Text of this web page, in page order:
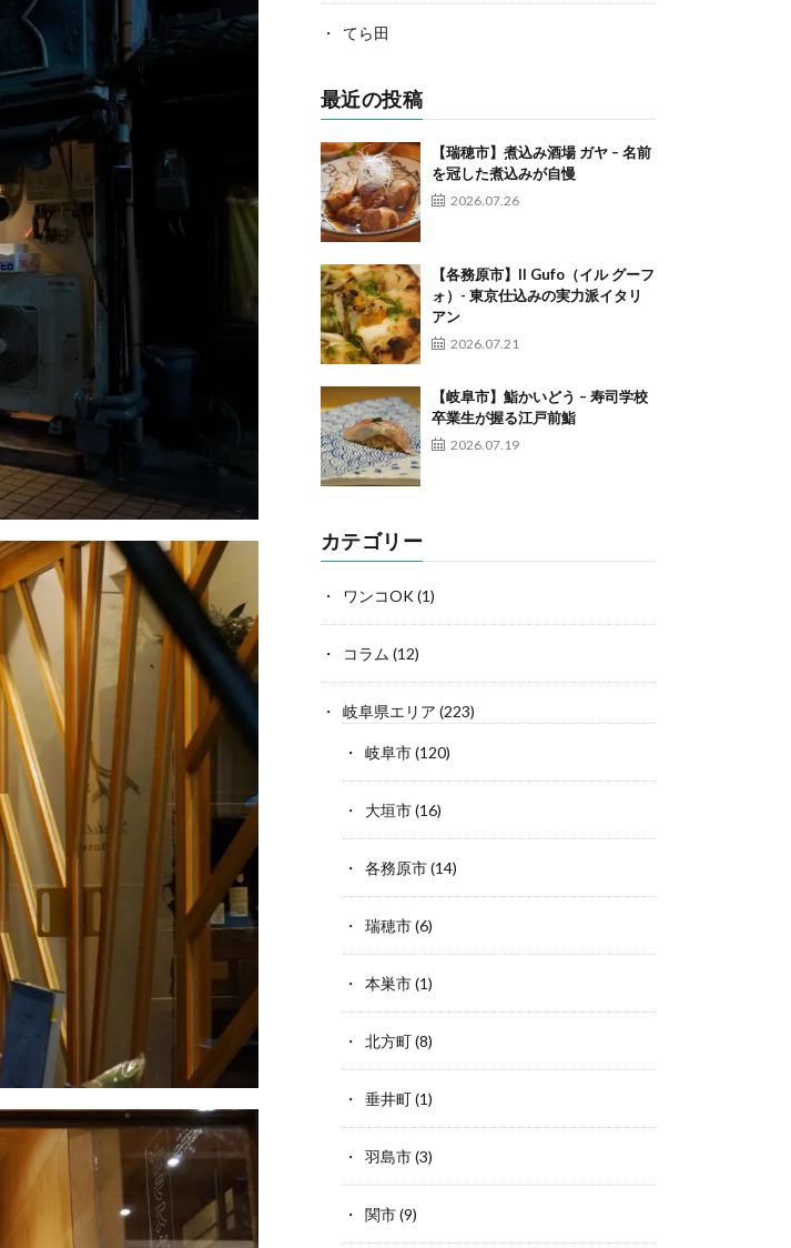
てら田
最近の投稿
【瑞穂市】煮込み酒場 ガヤ – 名前
を冠した煮込みが自慢
2026.07.26
【各務原市】Il Gufo（イル グーフ
ォ）- 東京仕込みの実力派イタリ
アン
2026.07.21
【岐阜市】鮨かいどう – 寿司学校
卒業生が握る江戸前鮨
2026.07.19
カテゴリー
ワンコOK(1)
コラム (12)
岐阜県エリア (223)
岐阜市(120)
大垣市(16)
各務原市(14)
瑞穂市(6)
本巣市(1)
北方町(8)
垂井町(1)
羽島市(3)
関市(9)